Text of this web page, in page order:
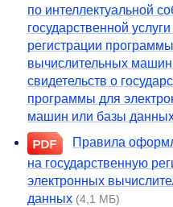
по интеллектуальной
государственной
регистрации
вычислительных
свидетельств о
программы для
машин или базы
Правила
на государственную
электронных
данных (4,1 МБ)